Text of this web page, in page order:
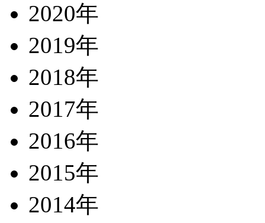
2020年
2019年
2018年
2017年
2016年
2015年
2014年